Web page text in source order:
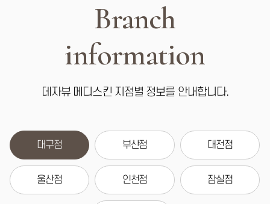
Branch
information
데자뷰 메디스킨 지점별 정보를 안내합니다.
대구점 부산점 대전점
울산점 인천점 잠실점